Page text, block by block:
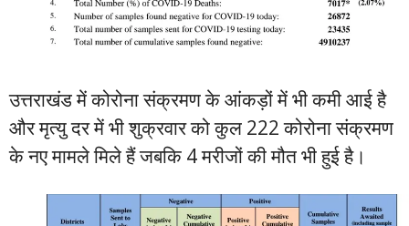
उत्तराखंड में कोरोना संक्रमण के आंकड़ों में भी कमी आई है
और मृत्यु दर में भी शुक्रवार को कुल 222 कोरोना संक्रमण
के नए मामले मिले हैं जबकि 4 मरीजों की मौत भी हुई है।